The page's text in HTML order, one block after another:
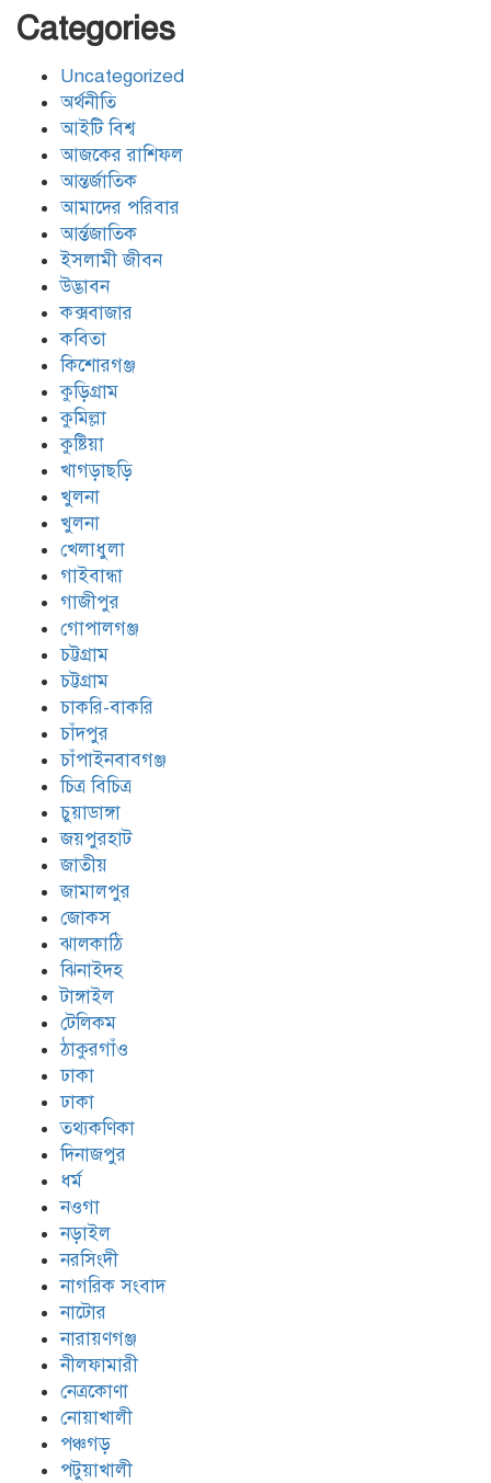
Categories
Uncategorized
অর্থনীতি
আইটি বিশ্ব
আজকের রাশিফল
আন্তর্জাতিক
আমাদের পরিবার
আর্ন্তজাতিক
ইসলামী জীবন
উদ্ভাবন
কক্সবাজার
কবিতা
কিশোরগঞ্জ
কুড়িগ্রাম
কুমিল্লা
কুষ্টিয়া
খাগড়াছড়ি
খুলনা
খুলনা
খেলাধুলা
গাইবান্ধা
গাজীপুর
গোপালগঞ্জ
চট্টগ্রাম
চট্টগ্রাম
চাকরি-বাকরি
চাঁদপুর
চাঁপাইনবাবগঞ্জ
চিত্র বিচিত্র
চুয়াডাঙ্গা
জয়পুরহাট
জাতীয়
জামালপুর
জোকস
ঝালকাঠি
ঝিনাইদহ
টাঙ্গাইল
টেলিকম
ঠাকুরগাঁও
ঢাকা
ঢাকা
তথ্যকণিকা
দিনাজপুর
ধর্ম
নওগা
নড়াইল
নরসিংদী
নাগরিক সংবাদ
নাটোর
নারায়ণগঞ্জ
নীলফামারী
নেত্রকোণা
নোয়াখালী
পঞ্চগড়
পটুয়াখালী